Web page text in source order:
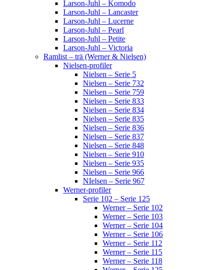
Larson-Juhl – Komodo
Larson-Juhl – Lancaster
Larson-Juhl – Lucerne
Larson-Juhl – Pearl
Larson-Juhl – Petite
Larson-Juhl – Victoria
Ramlist – trä (Werner & Nielsen)
Nielsen-profiler
Nielsen – Serie 5
Nielsen – Serie 732
Nielsen – Serie 759
Nielsen – Serie 833
Nielsen – Serie 834
Nielsen – Serie 835
Nielsen – Serie 836
Nielsen – Serie 837
Nielsen – Serie 848
Nielsen – Serie 910
Nielsen – Serie 935
Nielsen – Serie 966
NIelsen – Serie 967
Werner-profiler
Serie 102 – Serie 125
Werner – Serie 102
Werner – Serie 103
Werner – Serie 104
Werner – Serie 106
Werner – Serie 112
Werner – Serie 115
Werner – Serie 118